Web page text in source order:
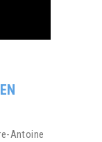
Antoine